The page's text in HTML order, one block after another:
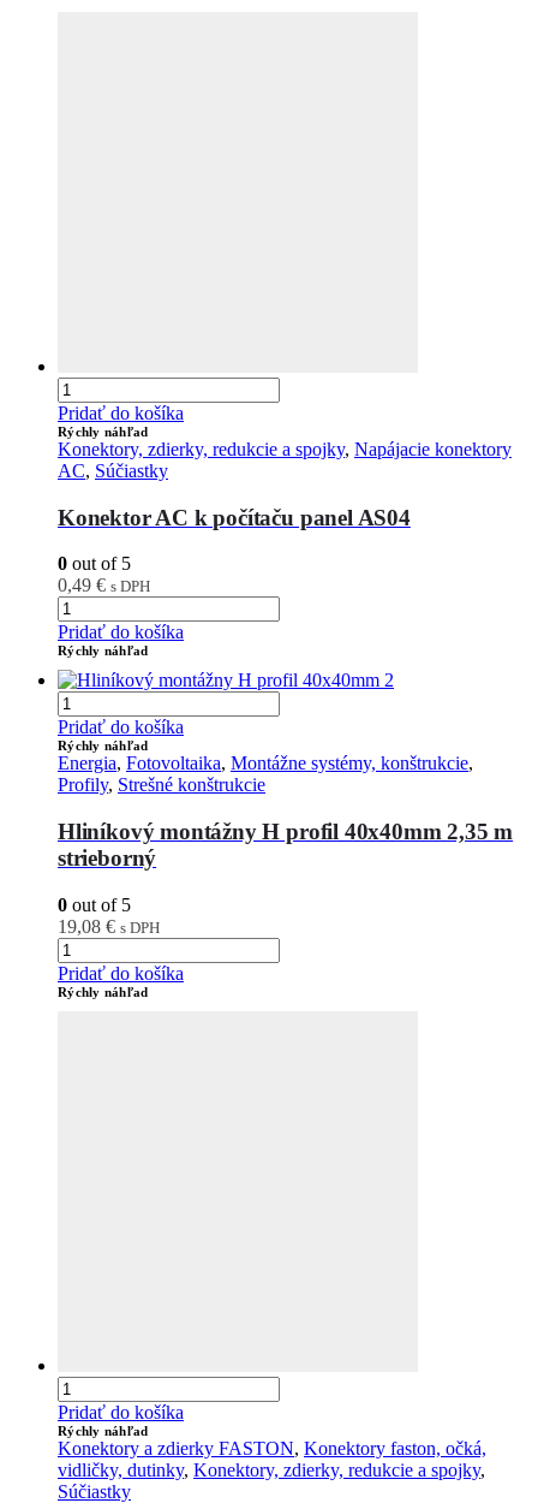
Pridať do košíka
Rýchly náhľad
Konektory, zdierky, redukcie a spojky, Napájacie konektory
AC, Súčiastky
Konektor AC k počítaču panel AS04
0 out of 5
0,49 € s DPH
Pridať do košíka
Rýchly náhľad
Pridať do košíka
Rýchly náhľad
Energia, Fotovoltaika, Montážne systémy, konštrukcie,
Profily, Strešné konštrukcie
Hliníkový montážny H profil 40x40mm 2,35 m
strieborný
0 out of 5
19,08 € s DPH
Pridať do košíka
Rýchly náhľad
Pridať do košíka
Rýchly náhľad
Konektory a zdierky FASTON, Konektory faston, očká,
vidličky, dutinky, Konektory, zdierky, redukcie a spojky,
Súčiastky